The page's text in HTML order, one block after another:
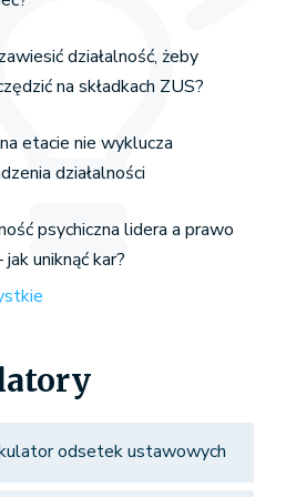
działalność, żeby
na składkach ZUS?
etacie nie wyklucza
działalności
psychiczna lidera a prawo
jak uniknąć kar?
odsetek ustawowych